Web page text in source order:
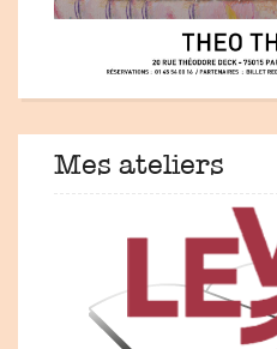
Mes ateliers